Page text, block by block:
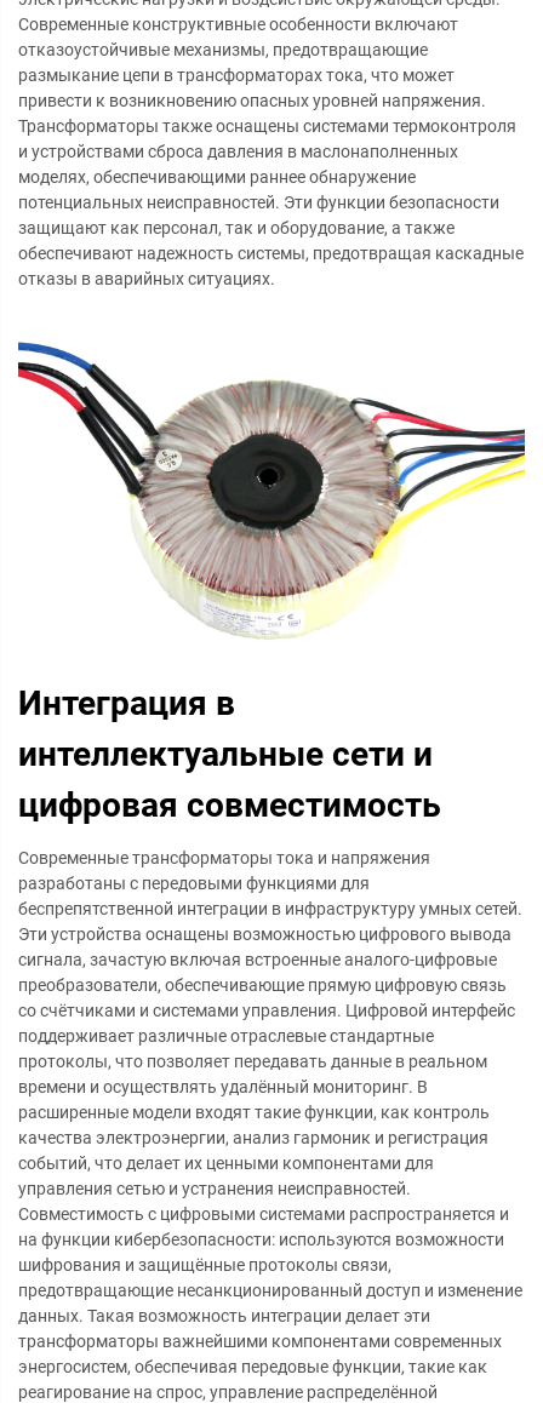
Современные конструктивные особенности включают
отказоустойчивые механизмы, предотвращающие
размыкание цепи в трансформаторах тока, что может
привести к возникновению опасных уровней напряжения.
Трансформаторы также оснащены системами термоконтроля
и устройствами сброса давления в маслонаполненных
моделях, обеспечивающими раннее обнаружение
потенциальных неисправностей. Эти функции безопасности
защищают как персонал, так и оборудование, а также
обеспечивают надежность системы, предотвращая каскадные
отказы в аварийных ситуациях.
Интеграция в
интеллектуальные сети и
цифровая совместимость
Современные трансформаторы тока и напряжения
разработаны с передовыми функциями для
беспрепятственной интеграции в инфраструктуру умных сетей.
Эти устройства оснащены возможностью цифрового вывода
сигнала, зачастую включая встроенные аналого-цифровые
преобразователи, обеспечивающие прямую цифровую связь
со счётчиками и системами управления. Цифровой интерфейс
поддерживает различные отраслевые стандартные
протоколы, что позволяет передавать данные в реальном
времени и осуществлять удалённый мониторинг. В
расширенные модели входят такие функции, как контроль
качества электроэнергии, анализ гармоник и регистрация
событий, что делает их ценными компонентами для
управления сетью и устранения неисправностей.
Совместимость с цифровыми системами распространяется и
на функции кибербезопасности: используются возможности
шифрования и защищённые протоколы связи,
предотвращающие несанкционированный доступ и изменение
данных. Такая возможность интеграции делает эти
трансформаторы важнейшими компонентами современных
энергосистем, обеспечивая передовые функции, такие как
реагирование на спрос, управление распределённой